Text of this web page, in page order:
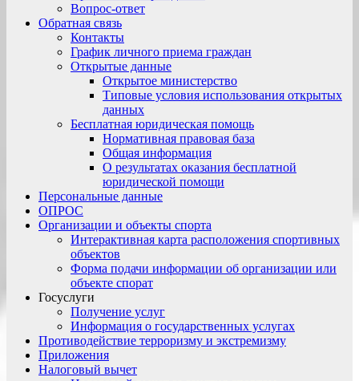
Вопрос-ответ
Обратная связь
Контакты
График личного приема граждан
Открытые данные
Открытое министерство
Типовые условия использования открытых
данных
Бесплатная юридическая помощь
Нормативная правовая база
Общая информация
О результатах оказания бесплатной
юридической помощи
Персональные данные
ОПРОС
Организации и объекты спорта
Интерактивная карта расположения спортивных
объектов
Форма подачи информации об организации или
объекте спорат
Госуслуги
Получение услуг
Информация о государственных услугах
Противодействие терроризму и экстремизму
Приложения
Налоговый вычет